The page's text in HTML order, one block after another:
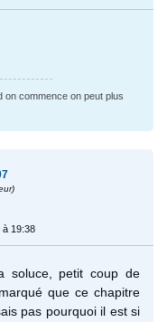
on commence on peut plus
à 19:38
soluce, petit coup de
que ce chapitre
pas pourquoi il est si